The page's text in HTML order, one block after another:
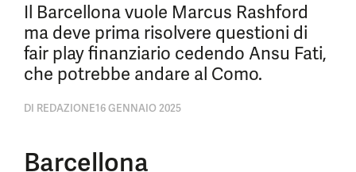
Il Barcellona vuole Marcus Rashford
ma deve prima risolvere questioni di
fair play finanziario cedendo Ansu Fati,
che potrebbe andare al Como.
DI REDAZIONE16 GENNAIO 2025
Barcellona